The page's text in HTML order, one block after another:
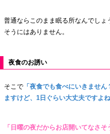
普通ならこのまま眠る所なんでし
そうにはありません。
夜食のお誘い
そこで 「夜食でも食べにいきませ
ますけど、1日ぐらい大丈夫ですよね
「日曜の夜だからお店開いてなさそ